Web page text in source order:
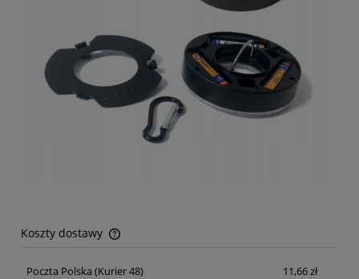
Koszty dostawy
Cena nie zawiera ewentualnych kosztów płatności
Poczta Polska (Kurier 48) 11,66 zł